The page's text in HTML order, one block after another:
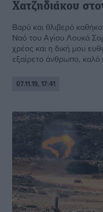
Χατζηδιάκου
Βαρύ και θλιβερό
Ναό του Αγίου Λουκά
χρέος και η δική μου
εξαίρετο άνθρωπο, καλό
07.11.19, 17:41